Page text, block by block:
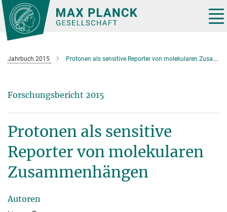
Hauptinhalt
Jahrbuch 2015 Protonen als sensitive Reporter von molekularen Zusammenhängen
Forschungsbericht 2015
Protonen als sensitive
Reporter von molekularen
Zusammenhängen
Autoren